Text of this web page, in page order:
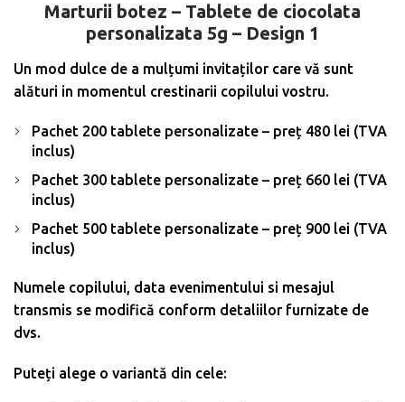
Marturii botez – Tablete de ciocolata
personalizata 5g – Design 1
Un mod dulce de a mulțumi invitaților care vă sunt
alături in momentul crestinarii copilului vostru.
Pachet 200 tablete personalizate – preț 480 lei (TVA
inclus)
Pachet 300 tablete personalizate – preț 660 lei (TVA
inclus)
Pachet 500 tablete personalizate – preț 900 lei (TVA
inclus)
Numele copilului, data evenimentului si mesajul
transmis se modifică conform detaliilor furnizate de
dvs.
Puteți alege o variantă din cele: